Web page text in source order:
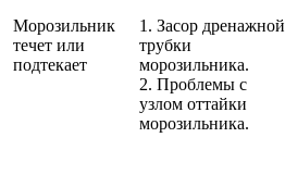
Морозильник
течет или
подтекает
1. Засор дренажной
трубки
морозильника.
2. Проблемы с
узлом оттайки
морозильника.